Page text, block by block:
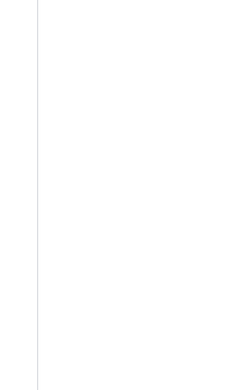
1)/2],0.5"